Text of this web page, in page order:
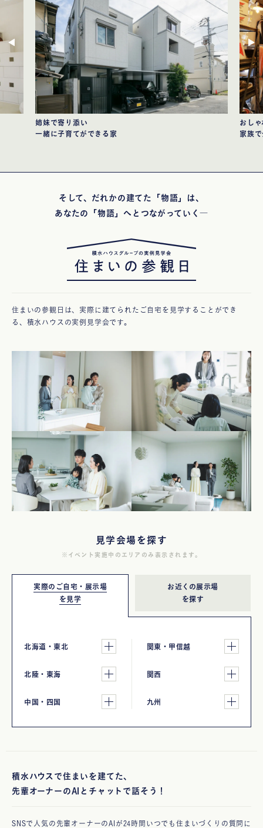
姉妹で寄り添い
一緒に子育てができる家
おし
家族
そして、だれかの建てた「物語」は、
あなたの「物語」へとつながっていく―
住まいの参観日は、実際に建てられたご自宅を見学することができ
る、積水ハウスの実例見学会です。
見学会場を探す
※イベント実施中のエリアのみ表示されます。
実際のご自宅・展示場
を見学
お近くの展示場
を探す
北海道・東北 関東・甲信越
北陸・東海 関西
中国・四国 九州
積水ハウスで住まいを建てた、
先輩オーナーのAIとチャットで話そう！
SNSで人気の先輩オーナーのAIが24時間いつでも住まいづくりの質問に